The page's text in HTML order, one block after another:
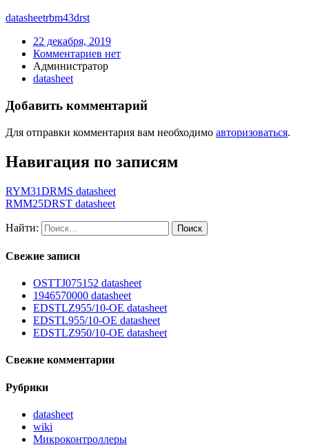
datasheetrbm43drst
22 декабря, 2019
Комментариев нет
Администратор
datasheet
Добавить комментарий
Для отправки комментария вам необходимо авторизоваться.
Навигация по записям
RYM31DRMS datasheet
RMM25DRST datasheet
Найти:
Свежие записи
OSTTJ075152 datasheet
1946570000 datasheet
EDSTLZ955/10-OE datasheet
EDSTL955/10-OE datasheet
EDSTLZ950/10-OE datasheet
Свежие комментарии
Рубрики
datasheet
wiki
Микроконтроллеры